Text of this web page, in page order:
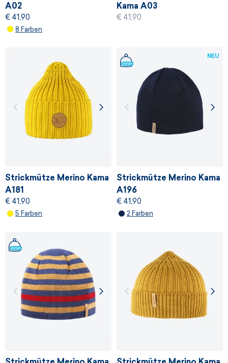
A02
€ 41,90
8 Farben
Kama A03
€ 41,90
Strickmütze Merino Kama
A181
€ 41,90
5 Farben
Strickmütze Merino Kama
A196
€ 41,90
2 Farben
NEU